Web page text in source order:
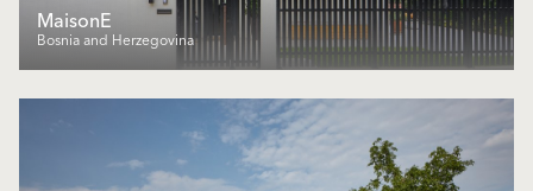
MaisonE
Bosnia and Herzegovina